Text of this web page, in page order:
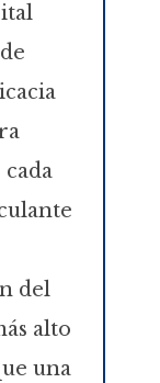
del
alto
una